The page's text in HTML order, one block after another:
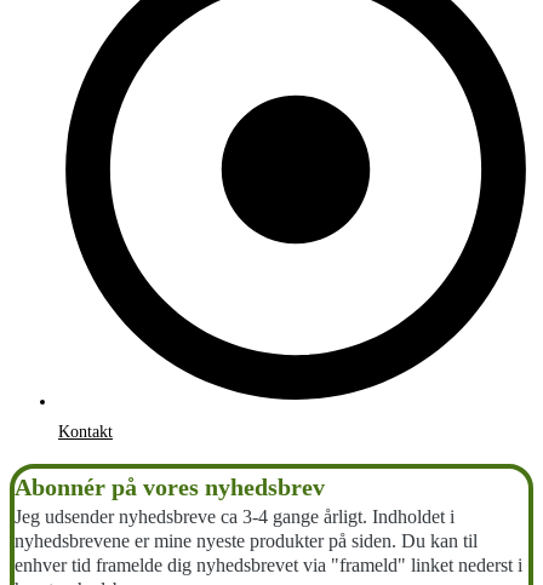
Kontakt
Abonnér på vores nyhedsbrev
Jeg udsender nyhedsbreve ca 3-4 gange årligt. Indholdet i
nyhedsbrevene er mine nyeste produkter på siden. Du kan til
enhver tid framelde dig nyhedsbrevet via "frameld" linket nederst i